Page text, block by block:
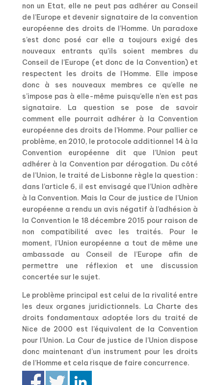
non un Etat, elle ne peut pas adhérer au Conseil
de l’Europe et devenir signataire de la convention
européenne des droits de l’Homme. Un paradoxe
s’est donc posé car elle a toujours exigé des
nouveaux entrants qu’ils soient membres du
Conseil de l’Europe (et donc de la Convention) et
respectent les droits de l’Homme. Elle impose
donc à ses nouveaux membres ce qu’elle ne
s’impose pas à elle-même puisqu’elle n’en est pas
signataire. La question se pose de savoir
comment elle pourrait adhérer à la Convention
européenne des droits de l’Homme. Pour pallier ce
problème, en 2010, le protocole additionnel 14 à la
Convention européenne dit que l’Union peut
adhérer à la Convention par dérogation. Du côté
de l’Union, le traité de Lisbonne règle la question :
dans l’article 6, il est envisagé que l’Union adhère
à la Convention. Mais la Cour de justice de l’Union
européenne a rendu un avis négatif à l’adhésion à
la Convention le 18 décembre 2015 pour raison de
non compatibilité avec les traités. Pour le
moment, l’Union européenne a tout de même une
ambassade au Conseil de l’Europe afin de
permettre une réflexion et une discussion
concertée sur le sujet.
Le problème principal est celui de la rivalité entre
les deux organes juridictionnels. La Charte des
droits fondamentaux adoptée lors du traité de
Nice de 2000 est l’équivalent de la Convention
pour l’Union. La Cour de justice de l’Union dispose
donc maintenant d’un instrument pour les droits
de l’Homme et cela risque de faire concurrence.